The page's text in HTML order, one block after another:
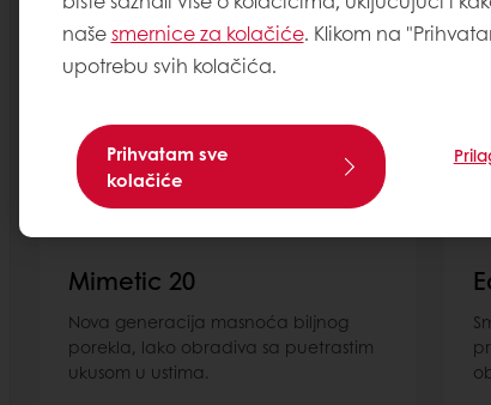
Mimetic 20
Nova generacija masnoća biljnog
porekla, lako obradiva sa puetrastim
ukusom u ustima.
našesmernice za kolačiće. Klikom na
upotrebu svih kolačića.
Prihvatam sve
kolačiće